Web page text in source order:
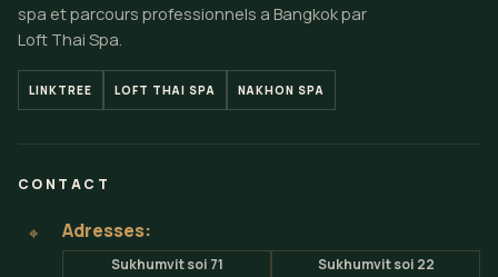
spa et parcours professionnels a Bangkok par
Loft Thai Spa.
LINKTREE LOFT THAI SPA NAKHON SPA
CONTACT
⌖ Adresses:
Sukhumvit soi 71 Sukhumvit soi 22